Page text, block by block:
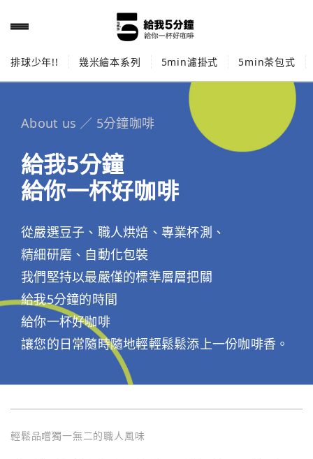
排球少年!! 幾米繪本系列 5min濾掛式 5min茶包式
About us ／ 5分鐘咖啡
給我5分鐘
給你一杯好咖啡
從嚴選豆子、職人烘焙、專業杯測、
精細研磨、自動化包裝
我們堅持以最嚴僅的標準層層把關
給我5分鐘的時間
給你一杯好咖啡
讓您的日常隨時隨地輕輕鬆鬆添上一份咖啡香。
輕鬆品嚐獨一無二的職人風味